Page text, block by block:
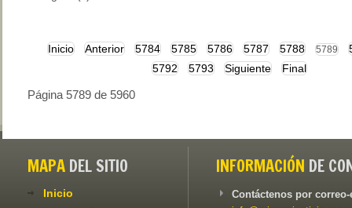
Inicio Anterior 5784 5785 5786 5787 5788 5789
5792
5793 Siguiente Final
Página 5789 de 5960
MAPA DEL SITIO
Inicio
INFORMACIÓN DE
Contáctenos por